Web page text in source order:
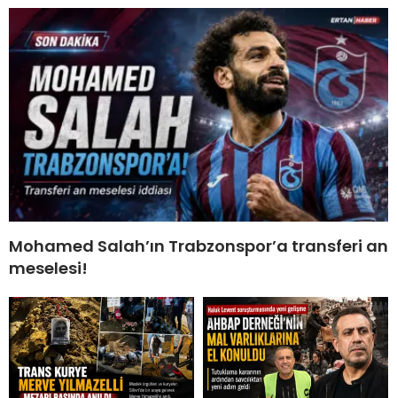
Mohamed Salah’ın Trabzonspor’a transferi an
meselesi!